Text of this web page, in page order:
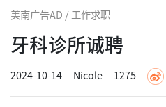
美南广告AD / 工作求职
牙科诊所诚聘
2024-10-14 Nicole 1275